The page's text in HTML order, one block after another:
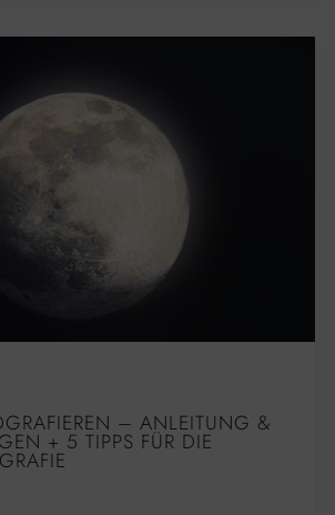
– ANLEITUNG &
+ 5 TIPPS FÜR DIE